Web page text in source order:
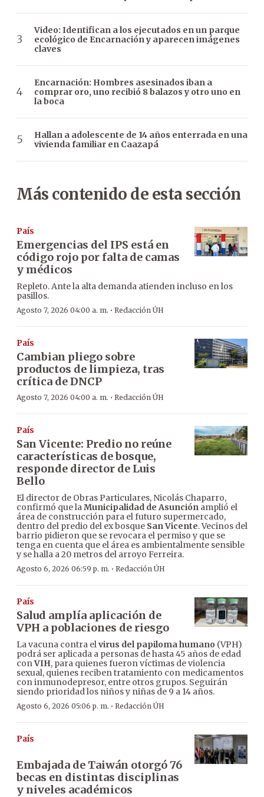
Video: Identifican a los ejecutados en un parque
ecológico de Encarnación y aparecen imágenes
claves
Encarnación: Hombres asesinados iban a
comprar oro, uno recibió 8 balazos y otro uno en
la boca
Hallan a adolescente de 14 años enterrada en una
vivienda familiar en Caazapá
Más contenido de esta sección
País
Emergencias del IPS está en
código rojo por falta de camas
y médicos
Repleto. Ante la alta demanda atienden incluso en los
pasillos.
Agosto 7, 2026 04:00 a. m. · Redacción ÚH
País
Cambian pliego sobre
productos de limpieza, tras
crítica de DNCP
Agosto 7, 2026 04:00 a. m. · Redacción ÚH
País
San Vicente: Predio no reúne
características de bosque,
responde director de Luis
Bello
El director de Obras Particulares, Nicolás Chaparro,
confirmó que laMunicipalidad de Asunción amplió el
área de construcción para el futuro supermercado,
dentro del predio del ex bosque San Vicente. Vecinos del
barrio pidieron que se revocara el permiso y que se
tenga en cuenta que el área es ambientalmente sensible
y se halla a 20 metros del arroyo Ferreira.
Agosto 6, 2026 06:59 p. m. · Redacción ÚH
País
Salud amplía aplicación de
VPH a poblaciones de riesgo
La vacuna contra elvirus del papiloma humano (VPH)
podrá ser aplicada a personas de hasta 45 años de edad
conVIH, para quienes fueron víctimas de violencia
sexual, quienes reciben tratamiento con medicamentos
con inmunodepresor, entre otros grupos. Seguirán
siendo prioridad los niños y niñas de 9 a 14 años.
Agosto 6, 2026 05:06 p. m. · Redacción ÚH
País
Embajada de Taiwán otorgó 76
becas en distintas disciplinas
y niveles académicos